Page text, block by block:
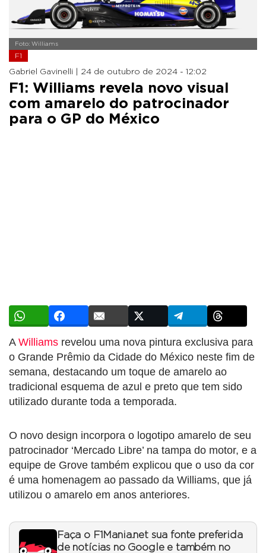
Foto: Williams
F1
Gabriel Gavinelli | 24 de outubro de 2024 - 12:02
F1: Williams revela novo visual
com amarelo do patrocinador
para o GP do México
A Williams revelou uma nova pintura exclusiva para
o Grande Prêmio da Cidade do México neste fim de
semana, destacando um toque de amarelo ao
tradicional esquema de azul e preto que tem sido
utilizado durante toda a temporada.
O novo design incorpora o logotipo amarelo de seu
patrocinador ‘Mercado Libre’ na tampa do motor, e a
equipe de Grove também explicou que o uso da cor
é uma homenagem ao passado da Williams, que já
utilizou o amarelo em anos anteriores.
Faça o F1Mania.net sua fonte preferida
de notícias no Google e também no